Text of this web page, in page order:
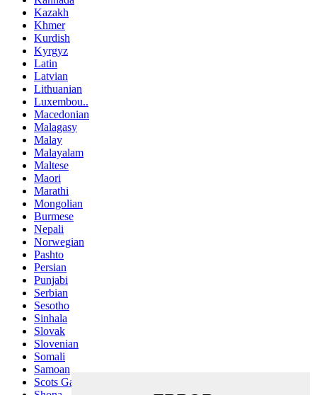
Kazakh
Khmer
Kurdish
Kyrgyz
Latin
Latvian
Lithuanian
Luxembou..
Macedonian
Malagasy
Malay
Malayalam
Maltese
Maori
Marathi
Mongolian
Burmese
Nepali
Norwegian
Pashto
Persian
Punjabi
Serbian
Sesotho
Sinhala
Slovak
Slovenian
Somali
Samoan
Scots Gaelic